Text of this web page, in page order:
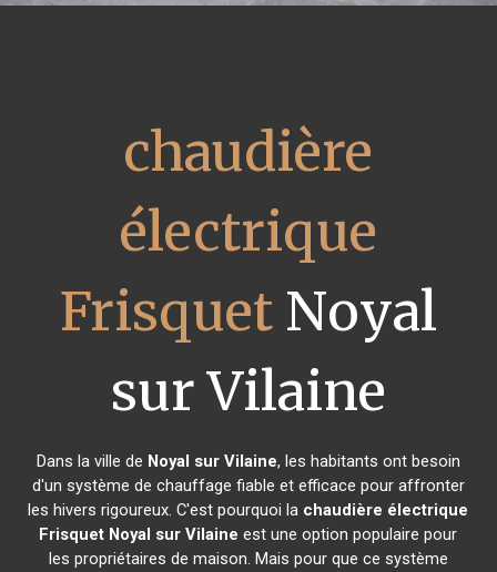
chaudière
électrique
FrisquetNoyal
sur Vilaine
Dans la ville de Noyal sur Vilaine, les habitants ont besoin
d'un système de chauffage fiable et efficace pour affronter
les hivers rigoureux. C'est pourquoi la chaudière électrique
Frisquet Noyal sur Vilaine est une option populaire pour
les propriétaires de maison. Mais pour que ce système